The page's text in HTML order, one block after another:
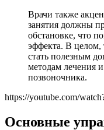
Врачи также
занятия должны
обстановке, что
эффекта. В целом,
стать полезным
методам лечения
позвоночника.
https://youtube.com/
Основные